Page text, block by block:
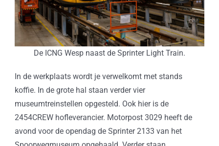
De ICNG Wesp naast de Sprinter Light Train.
In de werkplaats wordt je verwelkomt met stands
koffie. In de grote hal staan verder vier
museumtreinstellen opgesteld. Ook hier is de
2454CREW hofleverancier. Motorpost 3029 heeft de
avond voor de opendag de Sprinter 2133 van het